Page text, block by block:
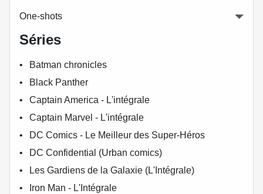
One-shots
Séries
Batman chronicles
Black Panther
Captain America - L'intégrale
Captain Marvel - L'intégrale
DC Comics - Le Meilleur des Super-Héros
DC Confidential (Urban comics)
Les Gardiens de la Galaxie (L'Intégrale)
Iron Man - L'Intégrale